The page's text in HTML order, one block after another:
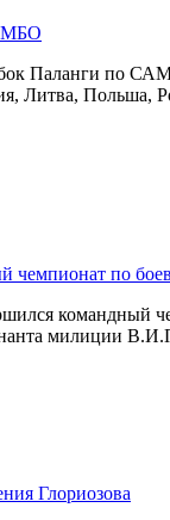
Паланги по
Литва, Польша,
чемпионат по
милиции
Глориозова